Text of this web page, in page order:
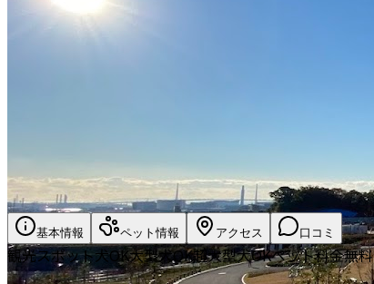
基本情報 ペット情報 アクセス 口コミ
観光スポット犬OK大型犬OK超大型犬OKペット料金無料